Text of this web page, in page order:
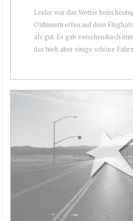
Leider war das Wetter beim
Oldtimertreffen auf dem
als gut. Es gab zwischendurch
das hielt aber einige schöne